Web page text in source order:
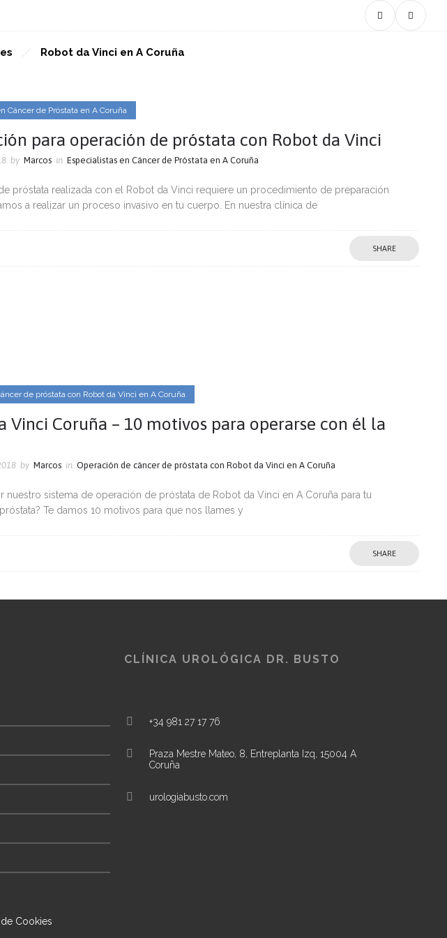
Robot da Vinci en A Coruña
Cáncer de Próstata en A Coruña
para operación de próstata con Robot da Vinci
by Marcos in Especialistas en Cáncer de Próstata en A Coruña
próstata realizada con el Robot da Vinci requiere un procedimiento de preparación
a realizar un proceso invasivo en tu cuerpo. En nuestra clínica de
SHARE
de próstata con Robot da Vinci en A Coruña
Vinci Coruña – 10 motivos para operarse con él la
by Marcos in Operación de cáncer de próstata con Robot da Vinci en A Coruña
nuestro sistema de operación de próstata de Robot da Vinci en A Coruña para tu
Te damos 10 motivos para que nos llames y
SHARE
CLÍNICA UROLÓGICA DR. BUSTO
+34 981 27 17 76
Praza Mestre Mateo, 8, Entreplanta Izq, 15004 A
Coruña
urologiabusto.com
Cookies